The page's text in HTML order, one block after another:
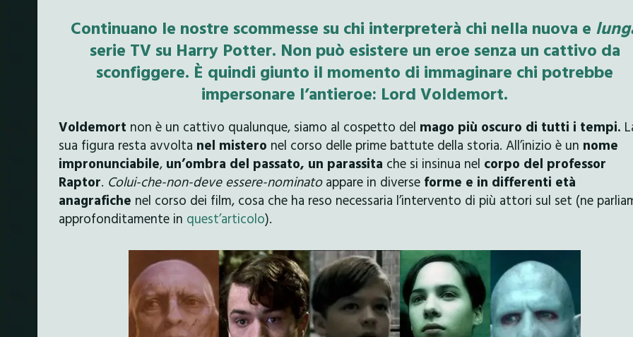
Continuano le nostre scommesse su chi interpreterà chi nella nuova e
serie TV su Harry Potter. Non può esistere un eroe senza un cattivo da
sconfiggere. È quindi giunto il momento di immaginare chi potrebbe
impersonare l’antieroe: Lord Voldemort.
Voldemort non è un cattivo qualunque, siamo al cospetto del mago più oscuro di tutti i tempi.
sua figura resta avvolta nel mistero nel corso delle prime battute della storia. All’inizio è un nome
impronunciabile, un’ombra del passato, un parassita che si insinua nel corpo del professor
Raptor. Colui-che-non-deve essere-nominatoappare in diverse forme e in differenti età
anagrafiche nel corso dei film, cosa che ha reso necessaria l’intervento di più attori sul set (ne
approfonditamente in quest’articolo).